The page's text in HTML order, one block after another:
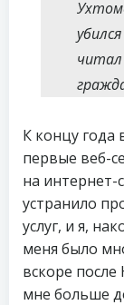
читал
К концу года
первые веб-
на интернет-
устранило
услуг, и я,
меня было
вскоре после
мне больше